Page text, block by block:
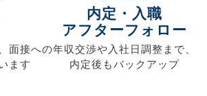
面接への
ます
内定・入職
アフターフォロー
年収交渉や入社日調整まで、
内定後もバックアップ